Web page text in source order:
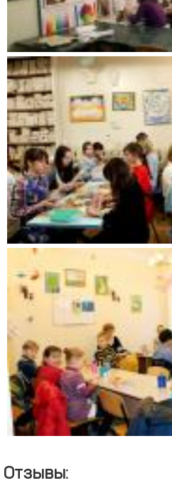
Отзывы: